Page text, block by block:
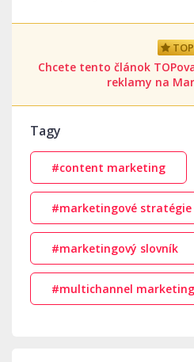
TOP
Chcete tento článok
reklamy na
Tagy
#content marketing
#marketingové stratégie
#marketingový slovník
#multichannel marketing